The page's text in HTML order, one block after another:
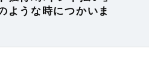
ような時につかいま